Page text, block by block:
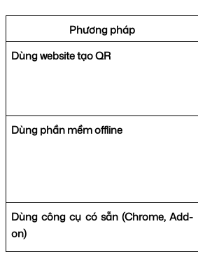
Phương pháp
Dùng website tạo QR
Dùng phần mềm offline
Dùng công cụ có sẵn (Chrome, Add-
on)